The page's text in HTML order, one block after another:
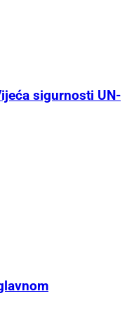
sigurnosti UN-